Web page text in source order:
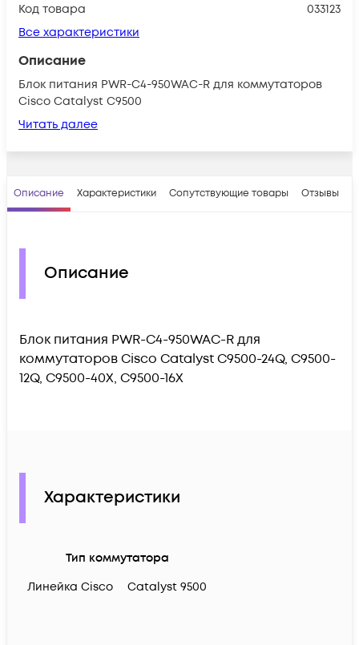
Код товара
033123
Все характеристики
Описание
Блок питания PWR-C4-950WAC-R для коммутаторов
Cisco Catalyst C9500
Читать далее
Описание Характеристики Сопутствующие товары Отзывы
Описание
Блок питания PWR-C4-950WAC-R для
коммутаторов Cisco Catalyst C9500-24Q, C9500-
12Q, C9500-40X, C9500-16X
Характеристики
Тип коммутатора
Линейка Cisco
Catalyst 9500